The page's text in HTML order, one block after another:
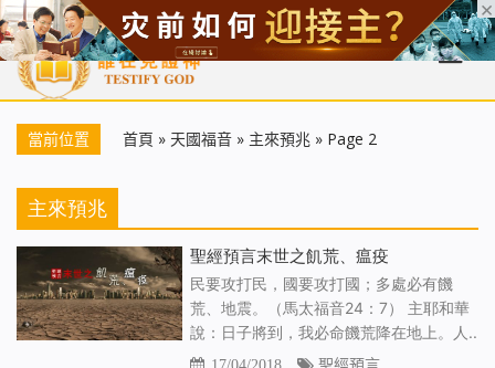
首頁 每日靈糧 天國福音 基督徒見證 信仰解答 聖經
當前位置 首頁 » 天國福音 » 主來預兆 » Page 2
主來預兆
聖經預言末世之飢荒、瘟疫
民要攻打民，國要攻打國；多處必有饑
荒、地震。（馬太福音24：7） 主耶和華
說：日子將到，我必命饑荒降在地上。人..
17/04/2018 聖經預言